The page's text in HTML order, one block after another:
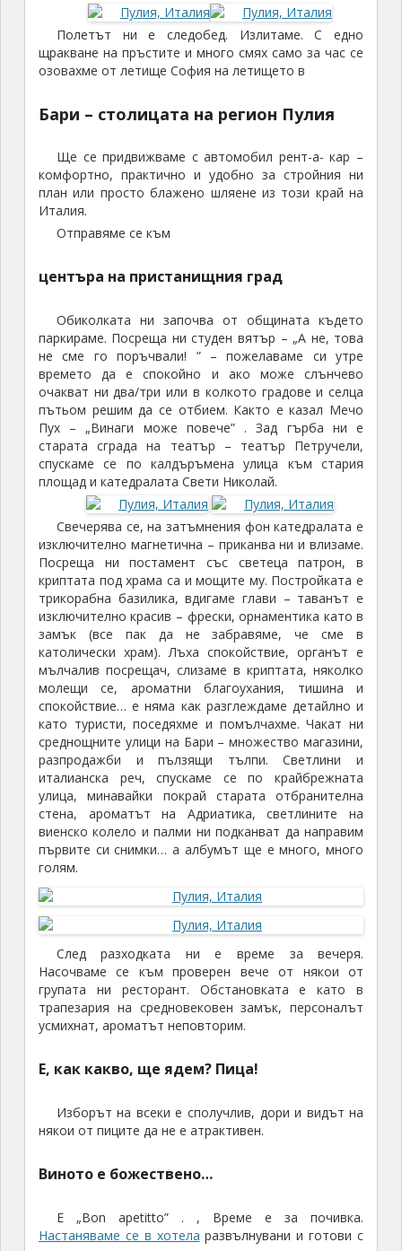
Полетът ни е следобед. Излитаме. С едно
щракване на пръстите и много смях само за час се
озовахме от летище София на летището в
Бари – столицата на регион Пулия
Ще се придвижваме с автомобил рент-а- кар –
комфортно, практично и удобно за стройния ни
план или просто блажено шляене из този край на
Италия.
Отправяме се към
центъра на пристанищния град
Обиколката ни започва от общината където
паркираме. Посреща ни студен вятър – „А не, това
не сме го поръчвали! ” – пожелаваме си утре
времето да е спокойно и ако може слънчево
очакват ни два/три или в колкото градове и селца
пътьом решим да се отбием. Както е казал Мечо
Пух – „Винаги може повече” . Зад гърба ни е
старата сграда на театър – театър Петручели,
спускаме се по кaлдъръмена улица към стария
площад и катедралата Свети Николай.
Свечерява се, на затъмнения фон катедралата е
изключително магнетична – приканва ни и влизаме.
Посреща ни постамент със светеца патрон, в
криптата под храма са и мощите му. Постройката е
трикорабна базилика, вдигаме глави – таванът е
изключително красив – фрески, орнаментика като в
замък (все пак да не забравяме, че сме в
католически храм). Лъха спокойствие, органът е
мълчалив посрещач, слизаме в криптата, няколко
молещи се, ароматни благоухания, тишина и
спокойствие… е няма как разглеждаме детайлно и
като туристи, поседяхме и помълчахме. Чакат ни
среднощните улици на Бари – множество магазини,
разпродажби и пълзящи тълпи. Светлини и
италианска реч, спускаме се по крайбрежната
улица, минавайки покрай старата отбранителна
стена, ароматът на Адриатика, светлините на
виенско колело и палми ни подканват да направим
първите си снимки… а албумът ще е много, много
голям.
След разходката ни е време за вечеря.
Насочваме се към проверен вече от някои от
групата ни ресторант. Обстановката е като в
трапезария на средновековен замък, персоналът
усмихнат, ароматът неповторим.
Е, как какво, ще ядем? Пица!
Изборът на всеки е сполучлив, дори и видът на
някои от пиците да не е атрактивен.
Виното е божествено…
Е „Bon apetitto” . , Време е за почивка.
Настаняваме се в хотела развълнувани и готови с